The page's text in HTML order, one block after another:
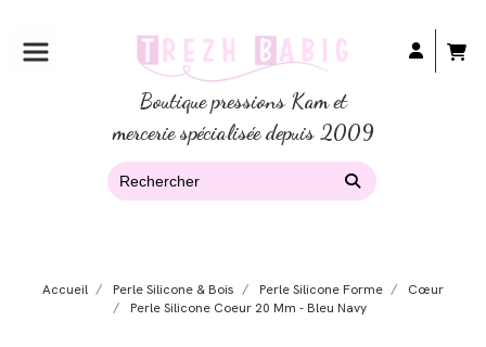
Boutique pressions Kam et
mercerie spécialisée depuis 2009
Accueil Perle Silicone & Bois Perle Silicone Forme
Cœur
Perle Silicone Coeur 20 Mm - Bleu Navy